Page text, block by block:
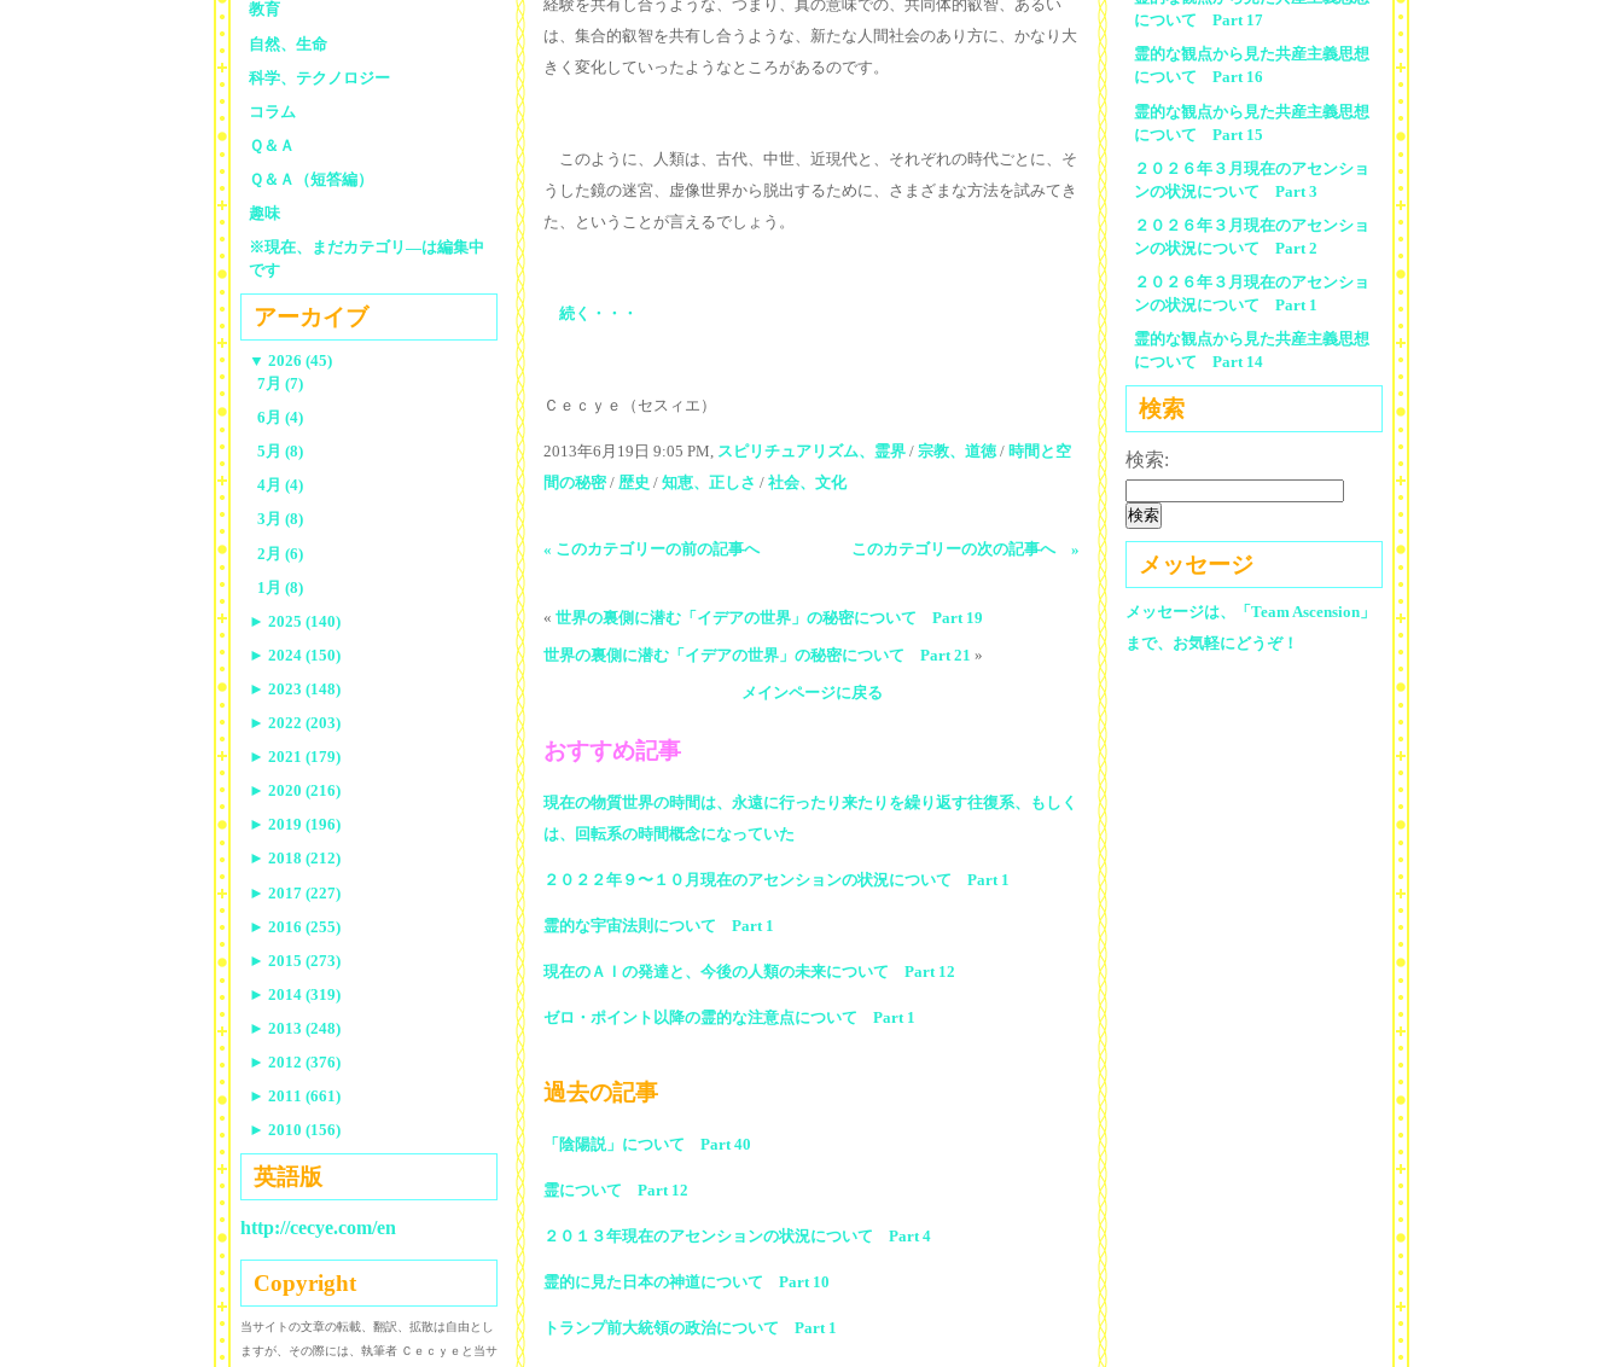
経験を共有し合うような、つまり、真の意味での、共同体的叡智、あるい
は、集合的叡智を共有し合うような、新たな人間社会のあり方に、かなり大
きく変化していったようなところがあるのです。
このように、人類は、古代、中世、近現代と、それぞれの時代ごとに、そ
うした鏡の迷宮、虚像世界から脱出するために、さまざまな方法を試みてき
た、ということが言えるでしょう。
続く・・・
Ｃｅｃｙｅ（セスィエ）
2013年6月19日 9:05 PM, スピリチュアリズム、霊界 / 宗教、道徳 / 時間と空
間の秘密/ 歴史 / 知恵、正しさ / 社会、文化
« このカテゴリーの前の記事へ このカテゴリーの次の記事へ »
« 世界の裏側に潜む「イデアの世界」の秘密について Part 19
世界の裏側に潜む「イデアの世界」の秘密について Part 21 »
メインページに戻る
おすすめ記事
現在の物質世界の時間は、永遠に行ったり来たりを繰り返す往復系、もしく
は、回転系の時間概念になっていた
２０２２年９〜１０月現在のアセンションの状況について Part 1
霊的な宇宙法則について Part 1
現在のＡＩの発達と、今後の人類の未来について Part 12
ゼロ・ポイント以降の霊的な注意点について Part 1
過去の記事
「陰陽説」について Part 40
霊について Part 12
２０１３年現在のアセンションの状況について Part 4
霊的に見た日本の神道について Part 10
トランプ前大統領の政治について Part 1
について Part 17
霊的な観点から見た共産主義思想
について Part 16
霊的な観点から見た共産主義思想
について Part 15
２０２６年３月現在のアセンショ
ンの状況について Part 3
２０２６年３月現在のアセンショ
ンの状況について Part 2
２０２６年３月現在のアセンショ
ンの状況について Part 1
霊的な観点から見た共産主義思想
について Part 14
検索
検索:
メッセージ
メッセージは、「Team Ascension」
まで、お気軽にどうぞ！
教育
自然、生命
科学、テクノロジー
コラム
Ｑ＆Ａ
Ｑ＆Ａ（短答編）
趣味
※現在、まだカテゴリ—は編集中
です
アーカイブ
▼ 2026 (45)
7月 (7)
6月 (4)
5月 (8)
4月 (4)
3月 (8)
2月 (6)
1月 (8)
► 2025 (140)
► 2024 (150)
► 2023 (148)
► 2022 (203)
► 2021 (179)
► 2020 (216)
► 2019 (196)
► 2018 (212)
► 2017 (227)
► 2016 (255)
► 2015 (273)
► 2014 (319)
► 2013 (248)
► 2012 (376)
► 2011 (661)
► 2010 (156)
英語版
http://cecye.com/en
Copyright
当サイトの文章の転載、翻訳、拡散は自由とし
ますが、その際には、執筆者 Ｃｅｃｙｅと当サ